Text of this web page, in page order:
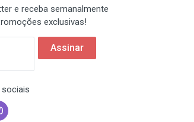
e receba semanalmente
exclusivas!
Assinar